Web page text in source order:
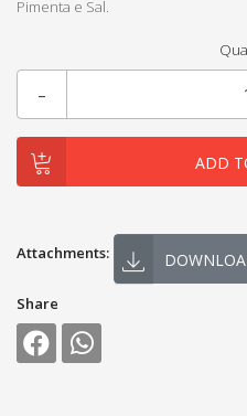
Pimenta e Sal.
-
Attachments:
Share